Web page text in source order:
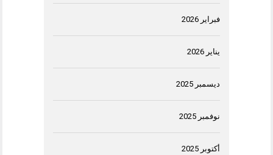
فبراير 2026
يناير 2026
ديسمبر 2025
نوفمبر 2025
أكتوبر 2025